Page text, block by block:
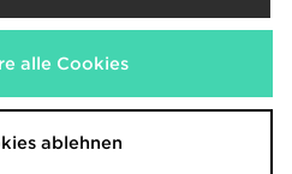
Zahlungsmethoden
www.jdplc.com
alle Cookies
ablehnen